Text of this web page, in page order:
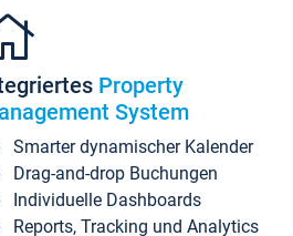
Property
System
Smarter dynamischer Kalender
Drag-and-drop Buchungen
Individuelle Dashboards
Reports, Tracking und Analytics